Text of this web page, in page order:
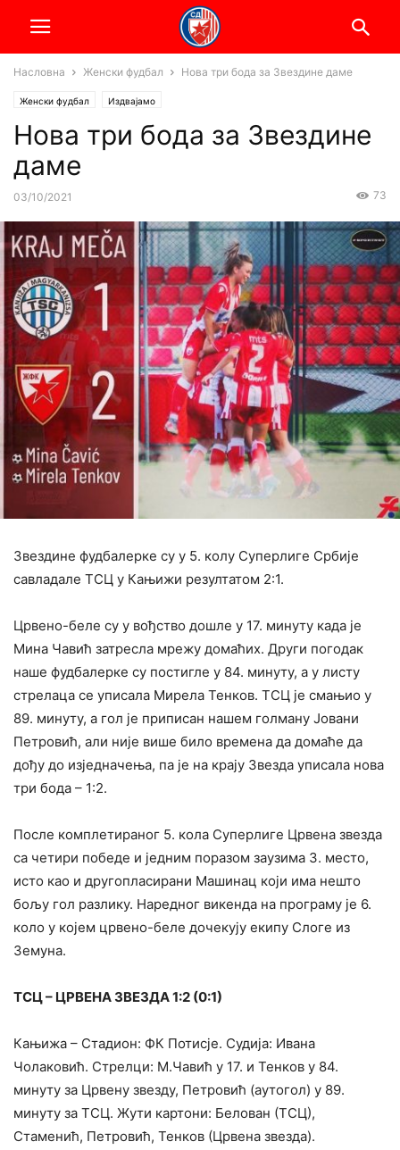
Насловна Женски фудбал Нова три бода за Звездине даме
Женски фудбал Издвајамо
Нова три бода за Звездине
даме
03/10/2021 73
Звездине фудбалерке су у 5. колу Суперлиге Србије
савладале ТСЦ у Кањижи резултатом 2:1.
Црвено-беле су у вођство дошле у 17. минуту када је
Мина Чавић затресла мрежу домаћих. Други погодак
наше фудбалерке су постигле у 84. минуту, а у листу
стрелаца се уписала Мирела Тенков. ТСЦ је смањио у
89. минуту, а гол је приписан нашем голману Јовани
Петровић, али није више било времена да домаће да
дођу до изједначења, па је на крају Звезда уписала нова
три бода – 1:2.
После комплетираног 5. кола Суперлиге Црвена звезда
са четири победе и једним поразом заузима 3. место,
исто као и другопласирани Машинац који има нешто
бољу гол разлику. Наредног викенда на програму је 6.
коло у којем црвено-беле дочекују екипу Слоге из
Земуна.
ТСЦ – ЦРВЕНА ЗВЕЗДА 1:2 (0:1)
Кањижа – Стадион: ФК Потисје. Судија: Ивана
Чолаковић. Стрелци: М.Чавић у 17. и Тенков у 84.
минуту за Црвену звезду, Петровић (аутогол) у 89.
минуту за ТСЦ. Жути картони: Белован (ТСЦ),
Стаменић, Петровић, Тенков (Црвена звезда).